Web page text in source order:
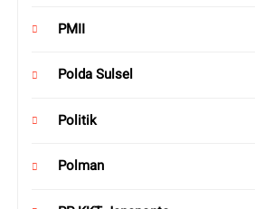
PMII
Polda Sulsel
Politik
Polman